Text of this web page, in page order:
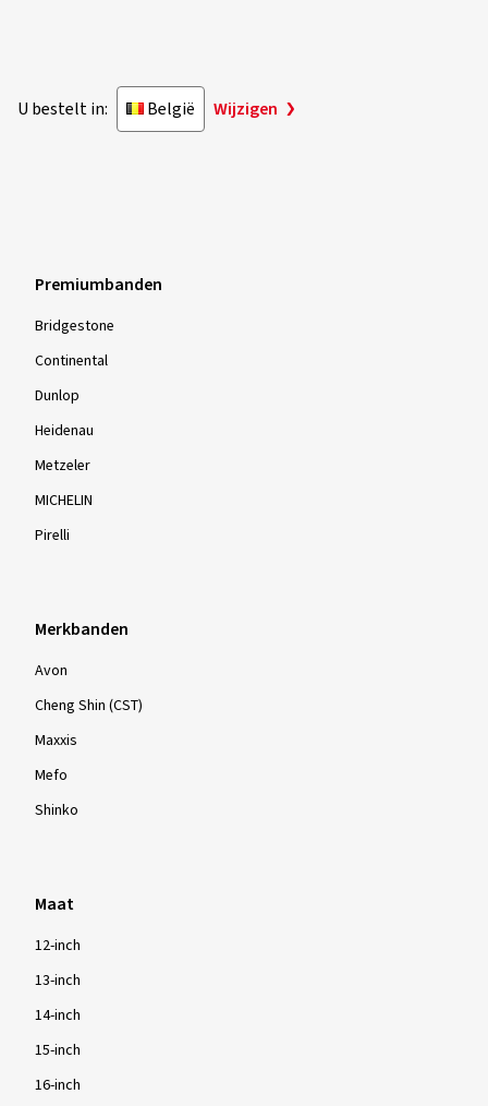
U bestelt in: België Wijzigen
Premiumbanden
Bridgestone
Continental
Dunlop
Heidenau
Metzeler
MICHELIN
Pirelli
Merkbanden
Avon
Cheng Shin (CST)
Maxxis
Mefo
Shinko
Maat
12-inch
13-inch
14-inch
15-inch
16-inch